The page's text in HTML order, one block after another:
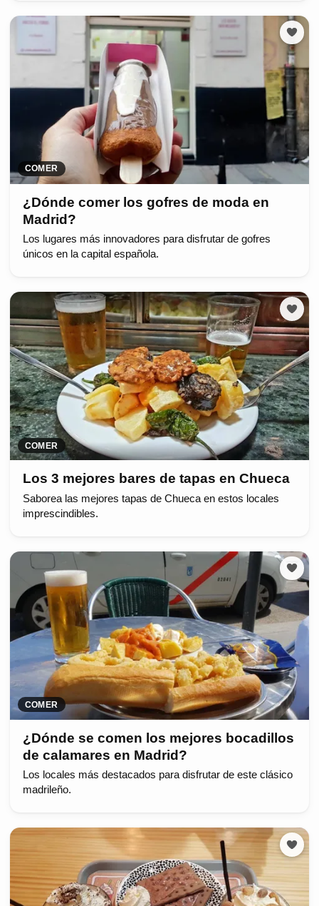
COMER
¿Dónde comer los gofres de moda en
Madrid?
Los lugares más innovadores para disfrutar de gofres
únicos en la capital española.
COMER
Los 3 mejores bares de tapas en Chueca
Saborea las mejores tapas de Chueca en estos locales
imprescindibles.
COMER
¿Dónde se comen los mejores bocadillos
de calamares en Madrid?
Los locales más destacados para disfrutar de este clásico
madrileño.